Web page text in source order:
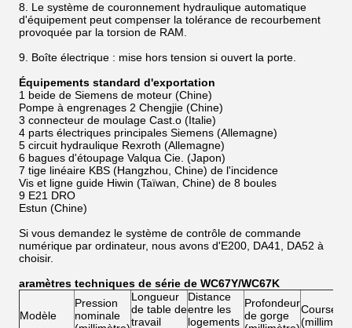
8. Le système de couronnement hydraulique automatique
d'équipement peut compenser la tolérance de recourbement
provoquée par la torsion de RAM.
9. Boîte électrique : mise hors tension si ouvert la porte.
Équipements standard d'exportation
1 beide de Siemens de moteur (Chine)
Pompe à engrenages 2 Chengjie (Chine)
3 connecteur de moulage Cast.o (Italie)
4 parts électriques principales Siemens (Allemagne)
5 circuit hydraulique Rexroth (Allemagne)
6 bagues d'étoupage Valqua Cie. (Japon)
7 tige linéaire KBS (Hangzhou, Chine) de l'incidence
Vis et ligne guide Hiwin (Taïwan, Chine) de 8 boules
9 E21 DRO
Estun (Chine)
Si vous demandez le système de contrôle de commande
numérique par ordinateur, nous avons d'E200, DA41, DA52 à
choisir.
Paramètres techniques de série de WC67Y/WC67K
Modèle
Pression
nominale
Longueur
de table de
travail
Distance
entre les
logements
Profondeur
de gorge
Course